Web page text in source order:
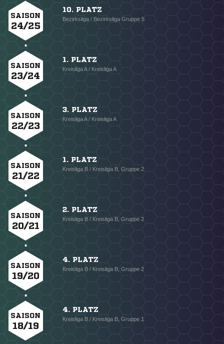
SAISON
24/25
10. PLATZ
Bezirksliga / Bezirksliga Gruppe 5
SAISON
23/24
1. PLATZ
Kreisliga A / Kreisliga A
SAISON
22/23
3. PLATZ
Kreisliga A / Kreisliga A
SAISON
21/22
1. PLATZ
Kreisliga B / Kreisliga B, Gruppe 2
SAISON
20/21
2. PLATZ
Kreisliga B / Kreisliga B, Gruppe 2
SAISON
19/20
4. PLATZ
Kreisliga B / Kreisliga B, Gruppe 2
SAISON
18/19
4. PLATZ
Kreisliga B / Kreisliga B, Gruppe 1